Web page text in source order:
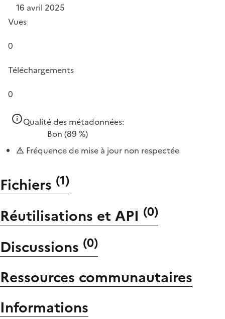
16 avril 2025
Vues
0
Téléchargements
0
Qualité des métadonnées:
Bon (89 %)
Fréquence de mise à jour non respectée
Fichiers (1)
Réutilisations et API (0)
Discussions (0)
Ressources communautaires
Informations